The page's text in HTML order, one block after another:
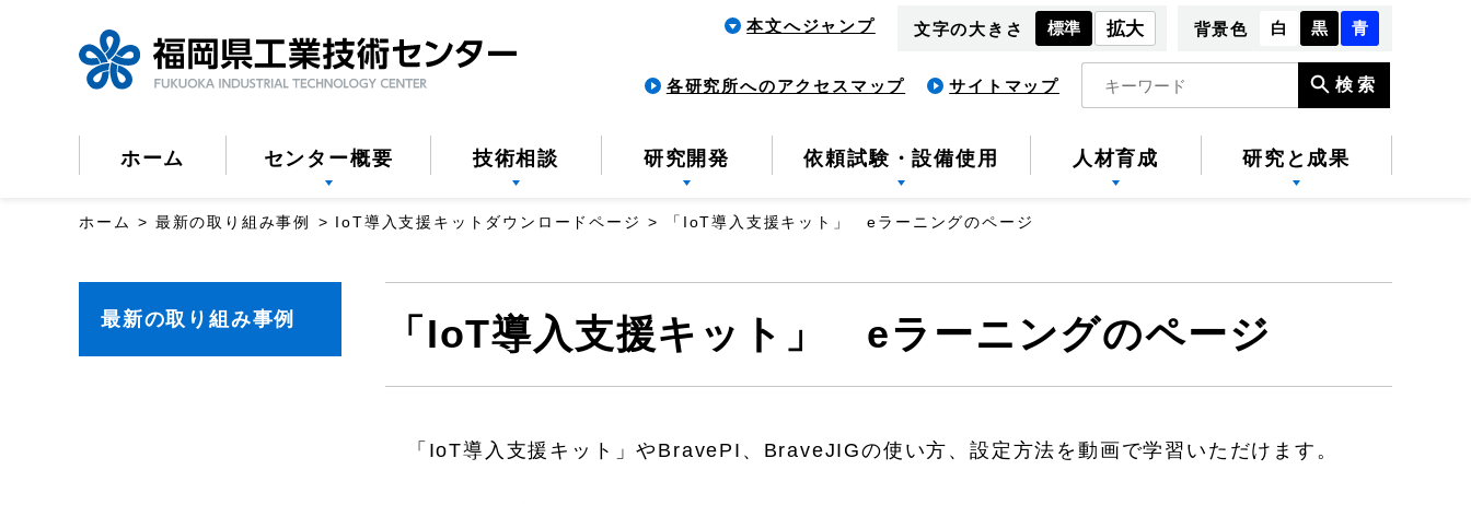
本文へジャンプ 文字の大きさ 標準 拡大 背景色 白 黒 青
各研究所へのアクセスマップ サイトマップ 検索
ホーム センター概要 技術相談 研究開発 依頼試験・設備使用 人材育成 研究と成果
ホーム 最新の取り組み事例 IoT導入支援キットダウンロードページ 「IoT導入支援キット」 eラーニングのページ
か
「IoT導入支援キット」 eラーニングのページ
「IoT導入支援キット」やBravePI、BraveJIGの使い方、設定方法を動画で学習いただけます。
最新の取り組み事例